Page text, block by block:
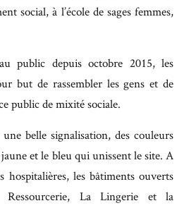
social, à l’école de sages femmes,
public depuis octobre 2015, les
but de rassembler les gens et de
public de mixité sociale.
belle signalisation, des couleurs
et le bleu qui unissent le site. A
hospitalières, les bâtiments ouverts
La Lingerie et la